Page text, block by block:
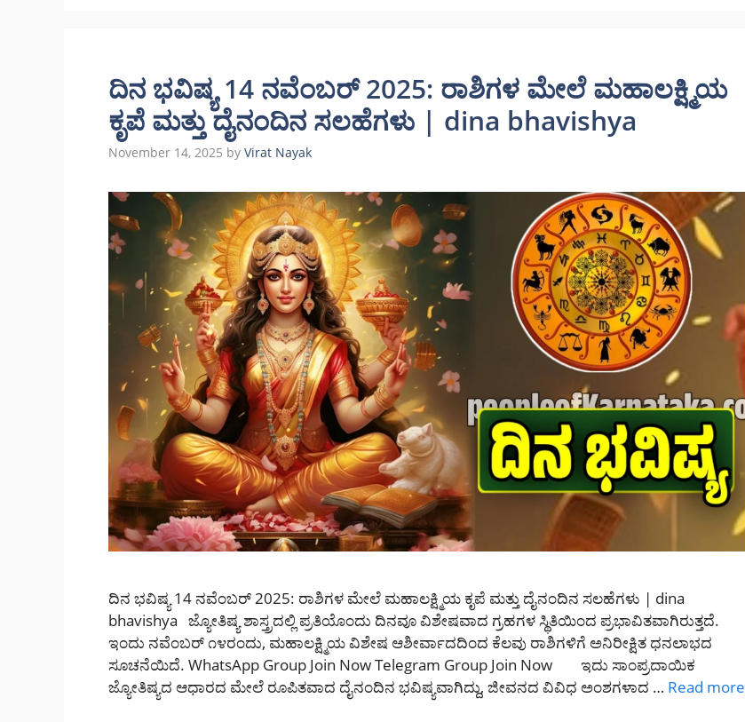
ದಿನ ಭವಿಷ್ಯ 14 ನವೆಂಬರ್ 2025: ರಾಶಿಗಳ ಮೇಲೆ ಮಹಾಲಕ್ಷ್ಮಿಯ
ಕೃಪೆ ಮತ್ತು ದೈನಂದಿನ ಸಲಹೆಗಳು | dina bhavishya
November 14, 2025 by Virat Nayak
ದಿನ ಭವಿಷ್ಯ 14 ನವೆಂಬರ್ 2025: ರಾಶಿಗಳ ಮೇಲೆ ಮಹಾಲಕ್ಷ್ಮಿಯ ಕೃಪೆ ಮತ್ತು ದೈನಂದಿನ ಸಲಹೆಗಳು | dina
bhavishya ಜ್ಯೋತಿಷ್ಯ ಶಾಸ್ತ್ರದಲ್ಲಿ ಪ್ರತಿಯೊಂದು ದಿನವೂ ವಿಶೇಷವಾದ ಗ್ರಹಗಳ ಸ್ಥಿತಿಯಿಂದ ಪ್ರಭಾವಿತವಾಗಿರುತ್ತದೆ.
ಇಂದು ನವೆಂಬರ್ ೧೪ರಂದು, ಮಹಾಲಕ್ಷ್ಮಿಯ ವಿಶೇಷ ಆಶೀರ್ವಾದದಿಂದ ಕೆಲವು ರಾಶಿಗಳಿಗೆ ಅನಿರೀಕ್ಷಿತ ಧನಲಾಭದ
ಸೂಚನೆಯಿದೆ. WhatsApp Group Join Now Telegram Group Join Now ಇದು ಸಾಂಪ್ರದಾಯಿಕ
ಜ್ಯೋತಿಷ್ಯದ ಆಧಾರದ ಮೇಲೆ ರೂಪಿತವಾದ ದೈನಂದಿನ ಭವಿಷ್ಯವಾಗಿದ್ದು, ಜೀವನದ ವಿವಿಧ ಅಂಶಗಳಾದ … Read more